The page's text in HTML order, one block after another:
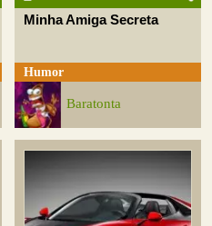
Minha Amiga Secreta
Humor
Baratonta